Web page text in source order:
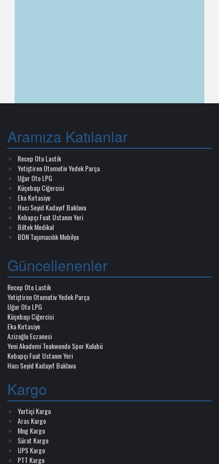
Aramıza Katılanlar
Recep Oto Lastik
Yetiştiren Otomotiv Yedek Parça
Uğur Oto LPG
Küçebaşı Ciğercisi
Eka Kırtasiye
Hacı Seyid Kadayıf Baklava
Kebapçı Fuat Ustanın Yeri
Biltek Medikal
BDN Taşımacılık Mobilya
Güncellenenler
Recep Oto Lastik
Yetiştiren Otomotiv Yedek Parça
Uğur Oto LPG
Küçebaşı Ciğercisi
Eka Kırtasiye
Azizoğlu Eczanesi
Yeni Akademi Teakwondo Spor Kulubü
Kebapçı Fuat Ustanın Yeri
Hacı Seyid Kadayıf Baklava
Kargo
Yurtiçi Kargo
Aras Kargo
Mng Kargo
Sürat Kargo
UPS Kargo
PTT Kargo